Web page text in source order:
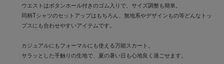
ウエストはボタンホール付きのゴム入りで、サイズ調整も簡単。
同柄Tシャツのセットアップはもちろん、無地系やデザインもの等どんなトッ
プスにも合わせやすいアイテムです。
カジュアルにもフォーマルにも使える万能スカート。
サラッとした手触りの生地で、夏の暑い日も心地良く過ごせます。